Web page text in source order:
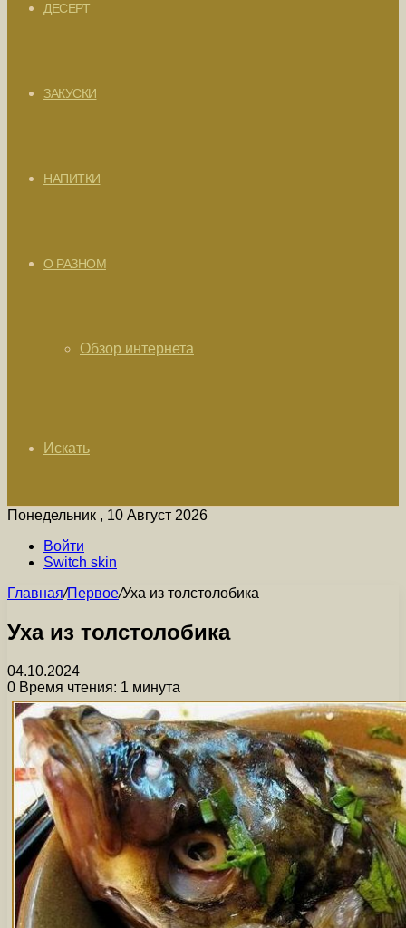
ДЕСЕРТ
ЗАКУСКИ
НАПИТКИ
О РАЗНОМ
Обзор интернета
Искать
Понедельник , 10 Август 2026
Войти
Switch skin
Главная/Первое/Уха из толстолобика
Уха из толстолобика
04.10.2024
0 Время чтения: 1 минута